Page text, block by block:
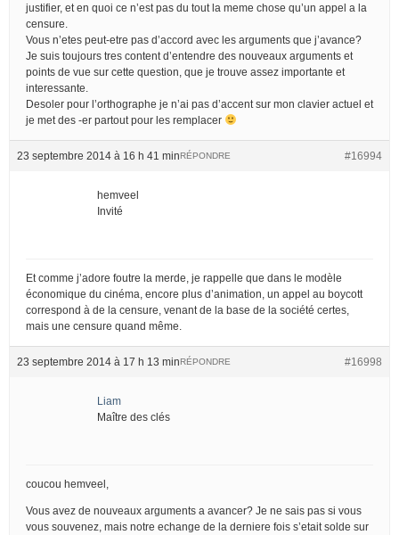
justifier, et en quoi ce n’est pas du tout la meme chose qu’un appel a la
censure.
Vous n’etes peut-etre pas d’accord avec les arguments que j’avance?
Je suis toujours tres content d’entendre des nouveaux arguments et
points de vue sur cette question, que je trouve assez importante et
interessante.
Desoler pour l’orthographe je n’ai pas d’accent sur mon clavier actuel et
je met des -er partout pour les remplacer
23 septembre 2014 à 16 h 41 min #16994
RÉPONDRE
hemveel
Invité
Et comme j’adore foutre la merde, je rappelle que dans le modèle
économique du cinéma, encore plus d’animation, un appel au boycott
correspond à de la censure, venant de la base de la société certes,
mais une censure quand même.
23 septembre 2014 à 17 h 13 min #16998
RÉPONDRE
Liam
Maître des clés
coucou hemveel,
Vous avez de nouveaux arguments a avancer? Je ne sais pas si vous
vous souvenez, mais notre echange de la derniere fois s’etait solde sur